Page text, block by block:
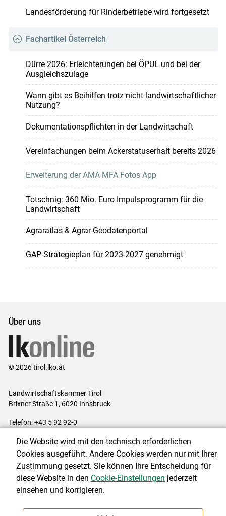
Landesförderung für Rinderbetriebe wird fortgesetzt
Fachartikel Österreich
Dürre 2026: Erleichterungen bei ÖPUL und bei der
Ausgleichszulage
Wann gibt es Beihilfen trotz nicht landwirtschaftlicher
Nutzung?
Dokumentationspflichten in der Landwirtschaft
Vereinfachungen beim Ackerstatuserhalt bereits 2026
Erweiterung der AMA MFA Fotos App
Totschnig: 360 Mio. Euro Impulsprogramm für die
Landwirtschaft
Agraratlas & Agrar-Geodatenportal
GAP-Strategieplan für 2023-2027 genehmigt
Über uns
© 2026 tirol.lko.at
Landwirtschaftskammer Tirol
Brixner Straße 1, 6020 Innsbruck
Telefon: +43 5 92 92-0
Impressum|Kontakt|Datenschutzerklärung|Barrierefreiheit|
Cookie-Einstellungen
NEWSLETTER
Die Website wird mit den technisch erforderlichen
Cookies ausgeführt. Andere Cookies werden nur mit Ihrer
Zustimmung gesetzt. Sie können Ihre Entscheidung für
diese Website in den Cookie-Einstellungen jederzeit
einsehen und korrigieren.